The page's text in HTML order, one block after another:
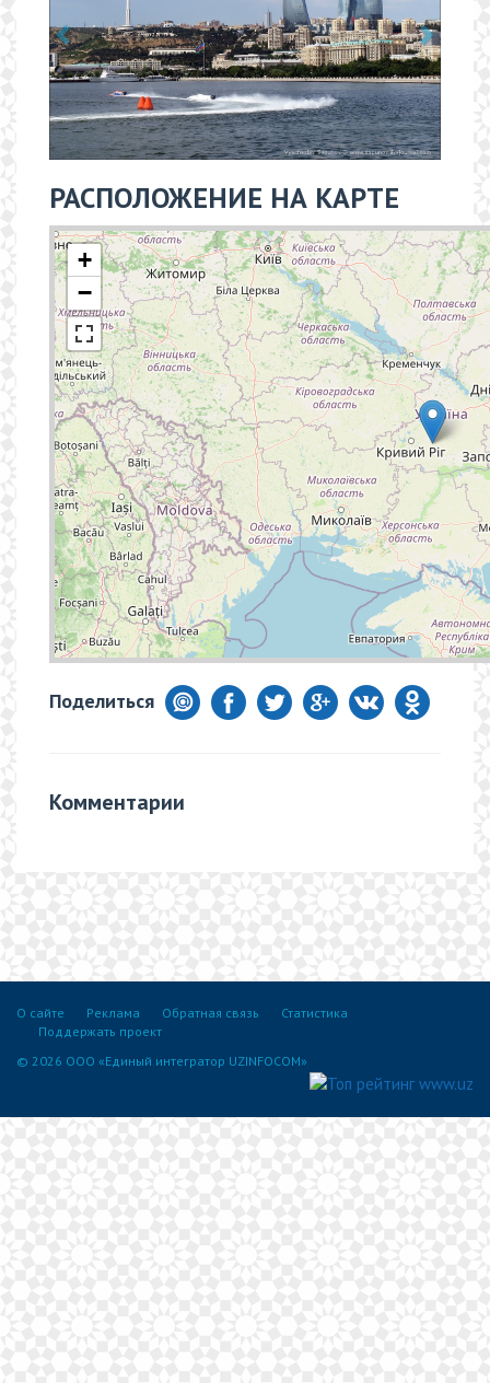
РАСПОЛОЖЕНИЕ НА КАРТЕ
+
−
Поделиться
Комментарии
О сайте Реклама Обратная связь
Статистика
Поддержать проект
© 2026 ООО «Единый интегратор UZINFOCOM»